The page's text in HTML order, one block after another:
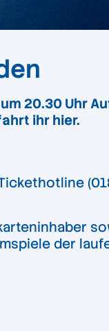
20.30 Uhr
ihr hier.
der